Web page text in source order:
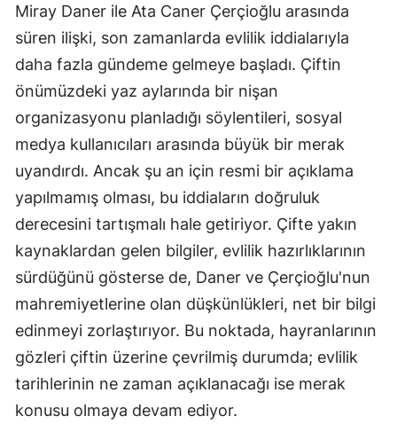
Miray Daner ile Ata Caner Çerçioğlu arasında
süren ilişki, son zamanlarda evlilik iddialarıyla
daha fazla gündeme gelmeye başladı. Çiftin
önümüzdeki yaz aylarında bir nişan
organizasyonu planladığı söylentileri, sosyal
medya kullanıcıları arasında büyük bir merak
uyandırdı. Ancak şu an için resmi bir açıklama
yapılmamış olması, bu iddiaların doğruluk
derecesini tartışmalı hale getiriyor. Çifte yakın
kaynaklardan gelen bilgiler, evlilik hazırlıklarının
sürdüğünü gösterse de, Daner ve Çerçioğlu'nun
mahremiyetlerine olan düşkünlükleri, net bir bilgi
edinmeyi zorlaştırıyor. Bu noktada, hayranlarının
gözleri çiftin üzerine çevrilmiş durumda; evlilik
tarihlerinin ne zaman açıklanacağı ise merak
konusu olmaya devam ediyor.